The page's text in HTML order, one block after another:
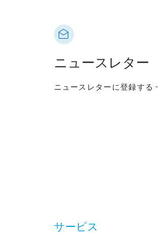
ニュースレター
ニュースレターに登録する
サービス